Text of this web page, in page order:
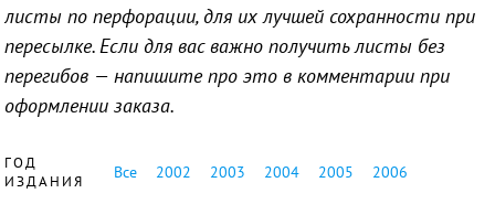
листы по перфорации, для их лучшей сохранности при
пересылке. Если для вас важно получить листы без
перегибов — напишите про это в комментарии при
оформлении заказа.
ГОД
ИЗДАНИЯ
Все 2002 2003 2004 2005 2006